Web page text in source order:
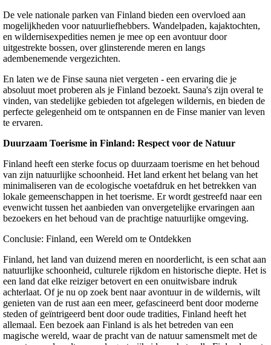
De vele nationale parken van Finland bieden een overvloed aan
mogelijkheden voor natuurliefhebbers. Wandelpaden, kajaktochten,
en wildernisexpedities nemen je mee op een avontuur door
uitgestrekte bossen, over glinsterende meren en langs
adembenemende vergezichten.
En laten we de Finse sauna niet vergeten - een ervaring die je
absoluut moet proberen als je Finland bezoekt. Sauna's zijn overal te
vinden, van stedelijke gebieden tot afgelegen wildernis, en bieden de
perfecte gelegenheid om te ontspannen en de Finse manier van leven
te ervaren.
Duurzaam Toerisme in Finland: Respect voor de Natuur
Finland heeft een sterke focus op duurzaam toerisme en het behoud
van zijn natuurlijke schoonheid. Het land erkent het belang van het
minimaliseren van de ecologische voetafdruk en het betrekken van
lokale gemeenschappen in het toerisme. Er wordt gestreefd naar een
evenwicht tussen het aanbieden van onvergetelijke ervaringen aan
bezoekers en het behoud van de prachtige natuurlijke omgeving.
Conclusie: Finland, een Wereld om te Ontdekken
Finland, het land van duizend meren en noorderlicht, is een schat aan
natuurlijke schoonheid, culturele rijkdom en historische diepte. Het is
een land dat elke reiziger betovert en een onuitwisbare indruk
achterlaat. Of je nu op zoek bent naar avontuur in de wildernis, wilt
genieten van de rust aan een meer, gefascineerd bent door moderne
steden of geïntrigeerd bent door oude tradities, Finland heeft het
allemaal. Een bezoek aan Finland is als het betreden van een
magische wereld, waar de pracht van de natuur samensmelt met de